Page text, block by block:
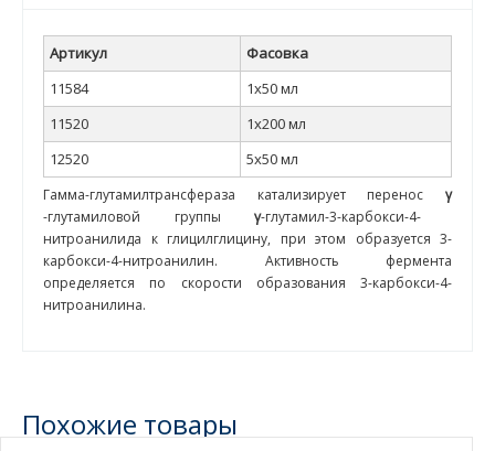
Артикул
Фасовка
11584
1x50 мл
11520
1x200 мл
12520
5x50 мл
Гамма-глутамилтрансфераза катализирует перенос γ
-глутамиловой группыγ-глутамил-3-карбокси-4-
нитроанилида к глицилглицину, при этом образуется 3-
карбокси-4-нитроанилин. Активность фермента
определяется по скорости образования 3-карбокси-4-
нитроанилина.
Похожие товары